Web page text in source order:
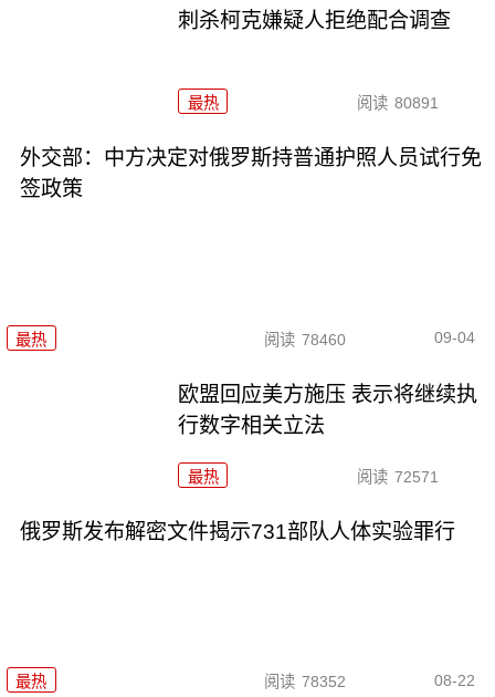
刺杀柯克嫌疑人拒绝配合调查
最热 阅读 80891
外交部：中方决定对俄罗斯持普通护照人员试行免
签政策
最热 阅读 78460 09-04
欧盟回应美方施压 表示将继续执
行数字相关立法
最热 阅读 72571
俄罗斯发布解密文件揭示731部队人体实验罪行
最热 阅读 78352 08-22